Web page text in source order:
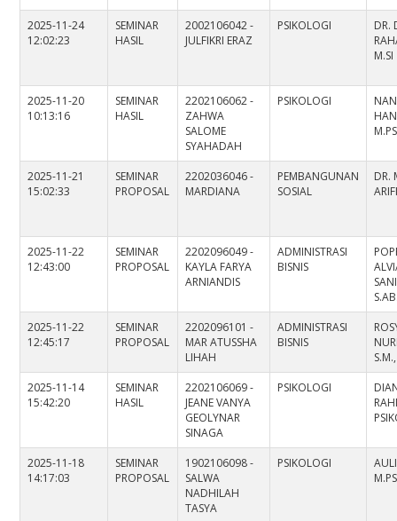
2025-11-24
12:02:23
SEMINAR
HASIL
2002106042 -
JULFIKRI ERAZ
PSIKOLOGI
DR.
M.SI
2025-11-20
10:13:16
SEMINAR
HASIL
2202106062 -
ZAHWA
SALOME
SYAHADAH
PSIKOLOGI
2025-11-21
15:02:33
SEMINAR
PROPOSAL
2202036046 -
MARDIANA
PEMBANGUNAN
SOSIAL
DR.
2025-11-22
12:43:00
SEMINAR
PROPOSAL
2202096049 -
KAYLA FARYA
ARNIANDIS
ADMINISTRASI
BISNIS
2025-11-22
12:45:17
SEMINAR
PROPOSAL
2202096101 -
MAR ATUSSHA
LIHAH
ADMINISTRASI
BISNIS
2025-11-14
15:42:20
SEMINAR
HASIL
2202106069 -
JEANE VANYA
GEOLYNAR
SINAGA
PSIKOLOGI
2025-11-18
14:17:03
SEMINAR
PROPOSAL
1902106098 -
SALWA
NADHILAH
TASYA
PSIKOLOGI